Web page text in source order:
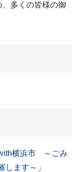
多くの皆様の御
横浜市 ～ごみ
ます～」